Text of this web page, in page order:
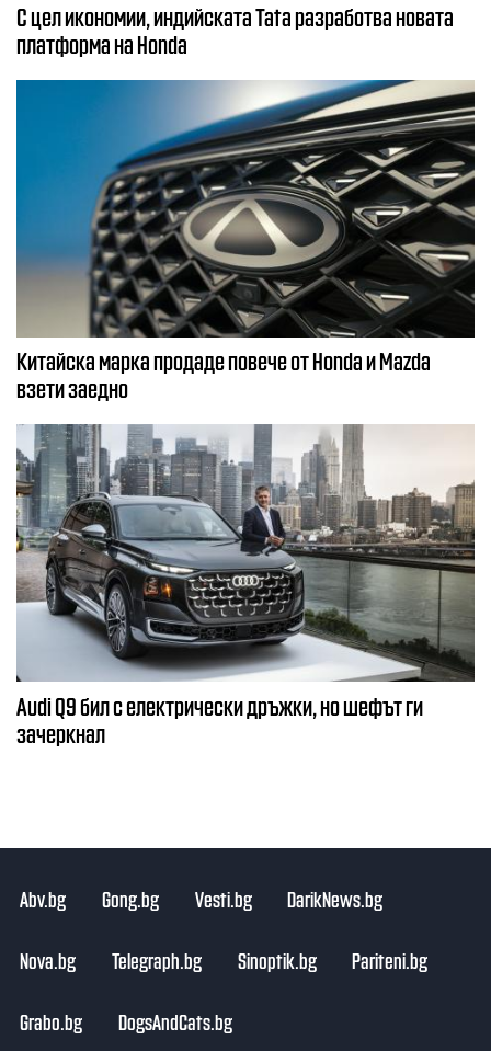
С цел икономии, индийската Tata разработва новата
платформа на Honda
Китайска марка продаде повече от Honda и Mazda
взети заедно
Audi Q9 бил с електрически дръжки, но шефът ги
зачеркнал
Abv.bg Gong.bg Vesti.bg DarikNews.bg
Nova.bg Telegraph.bg Sinoptik.bg Pariteni.bg
Grabo.bg DogsAndCats.bg